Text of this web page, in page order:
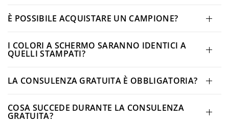
È POSSIBILE ACQUISTARE UN CAMPIONE?
I COLORI A SCHERMO SARANNO IDENTICI A
QUELLI STAMPATI?
LA CONSULENZA GRATUITA È OBBLIGATORIA?
COSA SUCCEDE DURANTE LA CONSULENZA
GRATUITA?